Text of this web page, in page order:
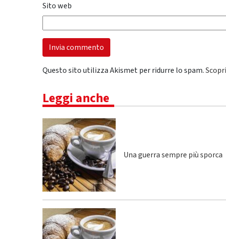
Sito web
Questo sito utilizza Akismet per ridurre lo spam.
Leggi anche
Una guerra sempre più sporca